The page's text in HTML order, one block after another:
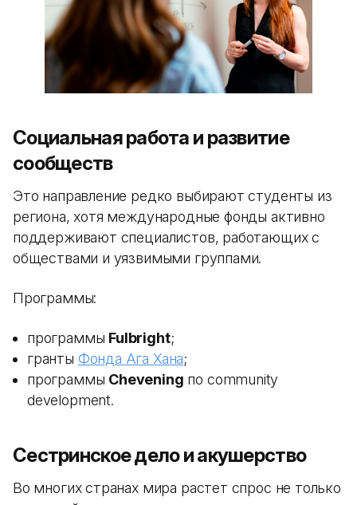
Социальная работа и развитие
сообществ
Это направление редко выбирают студенты из
региона, хотя международные фонды активно
поддерживают специалистов, работающих с
обществами и уязвимыми группами.
Программы:
программы Fulbright;
гранты Фонда Ага Хана;
программы Chevening по community
development.
Сестринское дело и акушерство
Во многих странах мира растет спрос не только